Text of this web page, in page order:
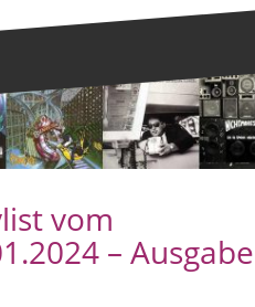
vom
– Ausgabe